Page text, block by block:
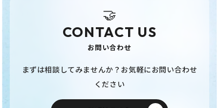
🤝
CONTACT US
お問い合わせ
まずは相談してみませんか？お気軽にお問い合わせ
ください